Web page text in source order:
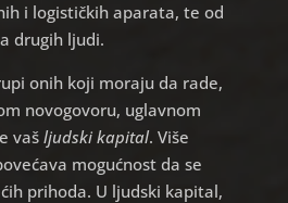
i logističkih aparata, te od
drugih ljudi.
onih koji moraju da rade,
novogovoru, uglavnom
vaš ljudski kapital. Više
mogućnost da se
prihoda. U ljudski kapital,